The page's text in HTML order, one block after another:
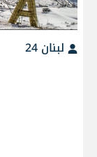
لبنان 24